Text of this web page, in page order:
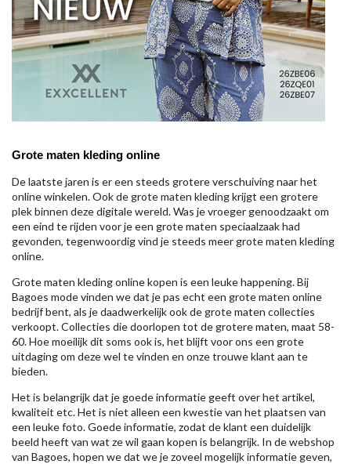
Grote maten kleding online
De laatste jaren is er een steeds grotere verschuiving naar het
online winkelen. Ook de grote maten kleding krijgt een grotere
plek binnen deze digitale wereld. Was je vroeger genoodzaakt om
een eind te rijden voor je een grote maten speciaalzaak had
gevonden, tegenwoordig vind je steeds meer grote maten kleding
online.
Grote maten kleding online kopen is een leuke happening. Bij
Bagoes mode vinden we dat je pas echt een grote maten online
bedrijf bent, als je daadwerkelijk ook de grote maten collecties
verkoopt. Collecties die doorlopen tot de grotere maten, maat 58-
60. Hoe moeilijk dit soms ook is, het blijft voor ons een grote
uitdaging om deze wel te vinden en onze trouwe klant aan te
bieden.
Het is belangrijk dat je goede informatie geeft over het artikel,
kwaliteit etc. Het is niet alleen een kwestie van het plaatsen van
een leuke foto. Goede informatie, zodat de klant een duidelijk
beeld heeft van wat ze wil gaan kopen is belangrijk. In de webshop
van Bagoes, hopen we dat we je zoveel mogelijk informatie geven,